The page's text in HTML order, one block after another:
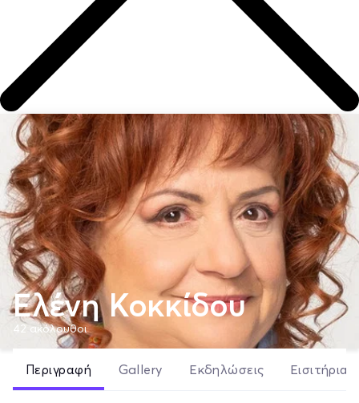
Ελένη Κοκκίδου
42 ακόλουθοι
Περιγραφή Gallery Εκδηλώσεις Εισιτήρια